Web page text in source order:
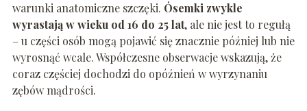
warunki anatomiczne szczęki. Ósemki zwykle
wyrastają w wieku od 16 do 25 lat, ale nie jest to regułą
– u części osób mogą pojawić się znacznie później lub nie
wyrosnąć wcale. Współczesne obserwacje wskazują, że
coraz częściej dochodzi do opóźnień w wyrzynaniu
zębów mądrości.